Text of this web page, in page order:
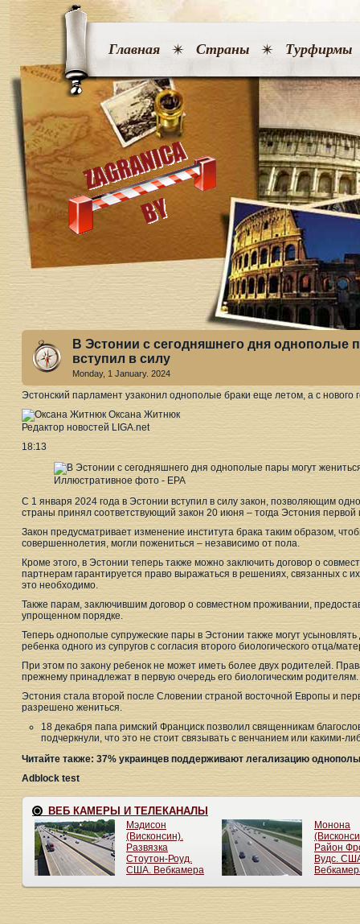
Главная Страны Турфирмы
В Эстонии с сегодняшнего дня однополые
вступил в силу
Monday, 1 January. 2024
Эстонский парламент узаконил однополые браки еще летом, а с нового
Оксана Житнюк
Редактор новостей LIGA.net
18:13
Иллюстративное фото - ЕРА
С 1 января 2024 года в Эстонии вступил в силу закон, позволяющим
страны принял соответствующий закон 20 июня – тогда Эстония
Закон предусматривает изменение института брака таким образом,
совершеннолетия, могли пожениться – независимо от пола.
Кроме этого, в Эстонии теперь также можно заключить договор о
партнерам гарантируется право выражаться в решениях, связанных с
это необходимо.
Также парам, заключившим договор о совместном проживании,
упрощенном порядке.
Теперь однополые супружеские пары в Эстонии также могут
ребенка одного из супругов с согласия второго биологического отца/
При этом по закону ребенок не может иметь более двух родителей.
прежнему принадлежат в первую очередь его биологическим родителям.
Эстония стала второй после Словении страной восточной Европы и
разрешено жениться.
18 декабря папа римский Франциск позволил священникам
подчеркнули, что это не стоит связывать с венчанием или какими-
Читайте также: 37% украинцев поддерживают легализацию
Adblock test